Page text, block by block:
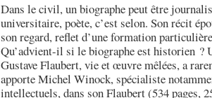
Dans le civil, un biographe peut être
universitaire, poète, c’est selon. Son récit
son regard, reflet d’une formation
Qu’advient-il si le biographe est historien ?
Gustave Flaubert, vie et œuvre mêlées, a
apporte Michel Winock, spécialiste
intellectuels, dans son Flaubert (534 pages,